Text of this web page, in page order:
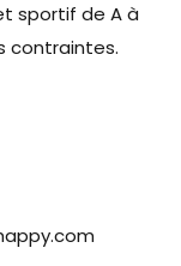
sportif de A à
contraintes.